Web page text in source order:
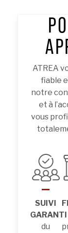
ATREA
fiable
notre
et à
vous
SUIVI
GARANTI
du